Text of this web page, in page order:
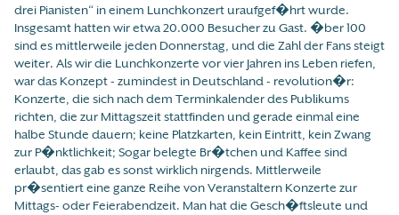
drei Pianisten“ in einem Lunchkonzert uraufgef�hrt wurde.
Insgesamt hatten wir etwa 20.000 Besucher zu Gast. �ber 100
sind es mittlerweile jeden Donnerstag, und die Zahl der Fans steigt
weiter. Als wir die Lunchkonzerte vor vier Jahren ins Leben riefen,
war das Konzept - zumindest in Deutschland - revolution�r:
Konzerte, die sich nach dem Terminkalender des Publikums
richten, die zur Mittagszeit stattfinden und gerade einmal eine
halbe Stunde dauern; keine Platzkarten, kein Eintritt, kein Zwang
zur P�nktlichkeit; Sogar belegte Br�tchen und Kaffee sind
erlaubt, das gab es sonst wirklich nirgends. Mittlerweile
pr�sentiert eine ganze Reihe von Veranstaltern Konzerte zur
Mittags- oder Feierabendzeit. Man hat die Gesch�ftsleute und